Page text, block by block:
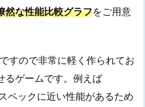
然な性能比較グラフをご用意
すので非常に軽く作られてお
るゲームです。例えば
ペックに近い性能があるため